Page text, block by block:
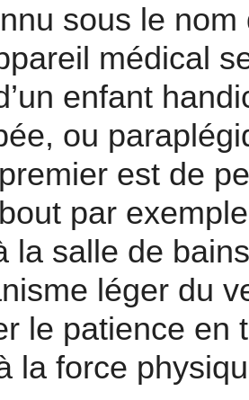
sous le
médical
enfant
ou
est de
par
la salle de
léger du
le patience en
la force